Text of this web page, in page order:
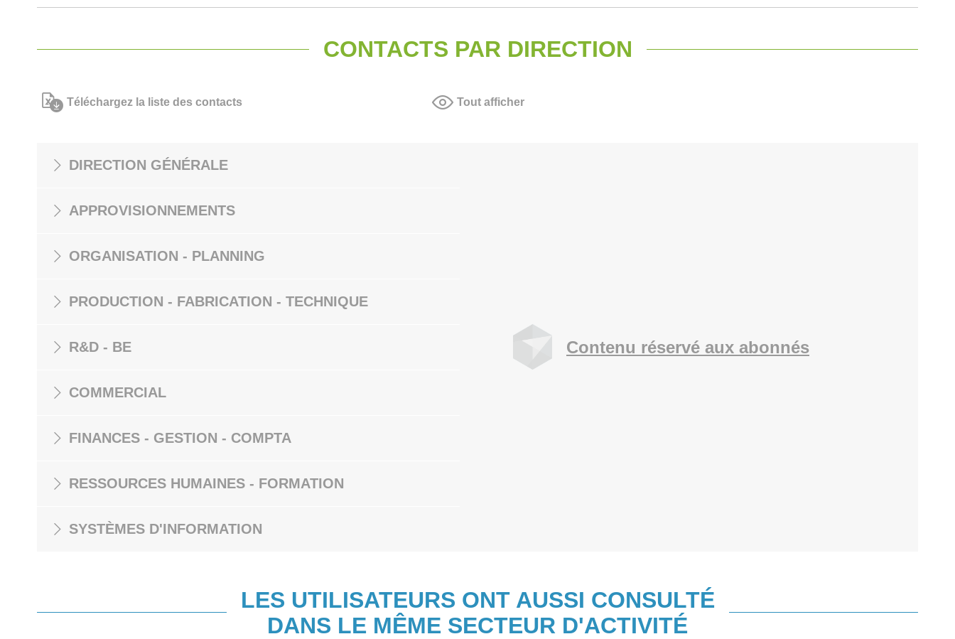
CONTACTS PAR DIRECTION
Téléchargez la liste des contacts Tout afficher
DIRECTION GÉNÉRALE
APPROVISIONNEMENTS
ORGANISATION - PLANNING
PRODUCTION - FABRICATION - TECHNIQUE
R&D - BE
COMMERCIAL
FINANCES - GESTION - COMPTA
RESSOURCES HUMAINES - FORMATION
SYSTÈMES D'INFORMATION
Contenu réservé aux abonnés
LES UTILISATEURS ONT AUSSI CONSULTÉ
DANS LE MÊME SECTEUR D'ACTIVITÉ